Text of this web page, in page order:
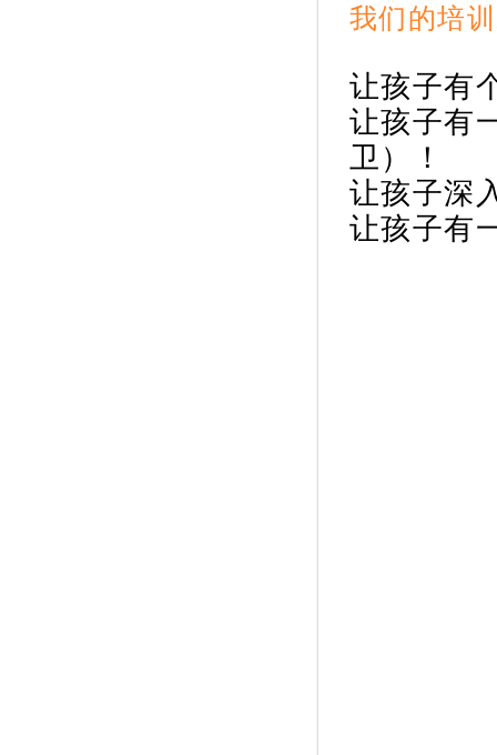
我们的培
让孩子有
让孩子有
卫）！
让孩子深
让孩子有